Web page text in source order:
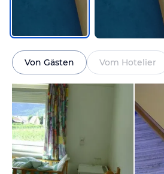
Von Gästen Vom Hotelier